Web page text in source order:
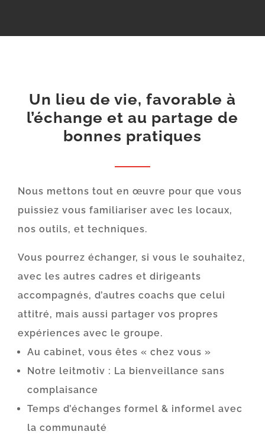
Un lieu de vie, favorable à
l’échange et au partage de
bonnes pratiques
Nous mettons tout en œuvre pour que vous
puissiez vous familiariser avec les locaux,
nos outils, et techniques.
Vous pourrez échanger, si vous le souhaitez,
avec les autres cadres et dirigeants
accompagnés, d’autres coachs que celui
attitré, mais aussi partager vos propres
expériences avec le groupe.
Au cabinet, vous êtes « chez vous »
Notre leitmotiv : La bienveillance sans
complaisance
Temps d’échanges formel & informel avec
la communauté